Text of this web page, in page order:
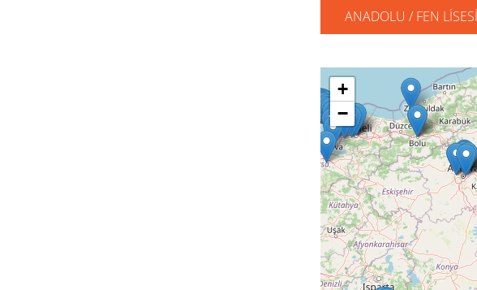
ANADOLU / FEN LİSESİ
+
−